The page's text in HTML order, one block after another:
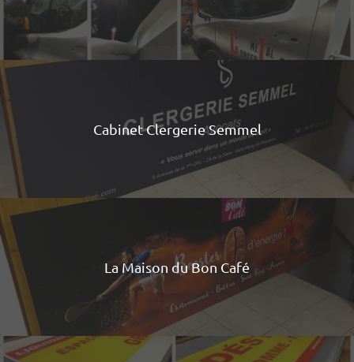
Cabinet Clergerie Semmel
La Maison du Bon Café